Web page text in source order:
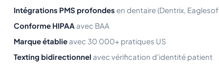
Intégrations PMS profondes en dentaire (Dentrix,
Conforme HIPAA avec BAA
Marque établie avec 30 000+ pratiques US
Texting bidirectionnel avec vérification d'identité patient